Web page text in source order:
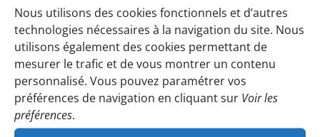
Nous utilisons des cookies fonctionnels et d’autres
technologies nécessaires à la navigation du site. Nous
utilisons également des cookies permettant de
mesurer le trafic et de vous montrer un contenu
personnalisé. Vous pouvez paramétrer vos
préférences de navigation en cliquant sur Voir les
préférences.
Accédez à toutes les informations
pratiques de nos excursions du
dimanche et des jours fériés (Point de
rendez-vous, horaires, conseils etc.), et
participez à nos activités telles que des